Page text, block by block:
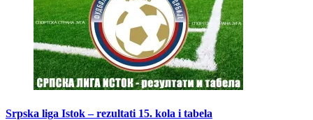
Srpska liga Istok – rezultati 15. kola i tabela